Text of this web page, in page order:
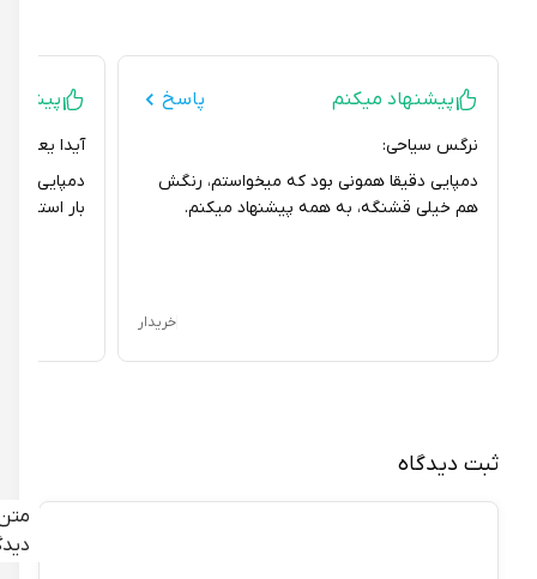
ثبت دیدگاه
متن
دیدگاه
پیشنهاد میکنم پاسخ
نرگس سیاحی:
دمپایی دقیقا همونی بود که میخواستم، رنگش
هم خیلی قشنگه، به همه پیشنهاد میکنم.
خریدار
پیشنهاد
آیدا یعقوبی نژاد:
دمپایی کمی
بار استفاده از